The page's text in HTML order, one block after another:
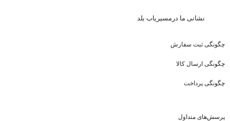
نشانی ما درمسیریاب بلد
چگونگی ثبت سفارش
چگونگی ارسال کالا
چگونگی پرداخت
پرسش‌های متداول